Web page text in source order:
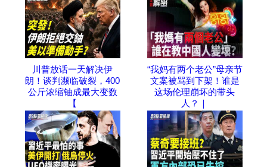
川普放话一天解决伊
朗！谈判濒临破裂，400
公斤浓缩铀成最大变数
【
“我妈有两个老公”母亲节
文案被骂到下架！谁是
这场伦理崩坏的带头
人？｜